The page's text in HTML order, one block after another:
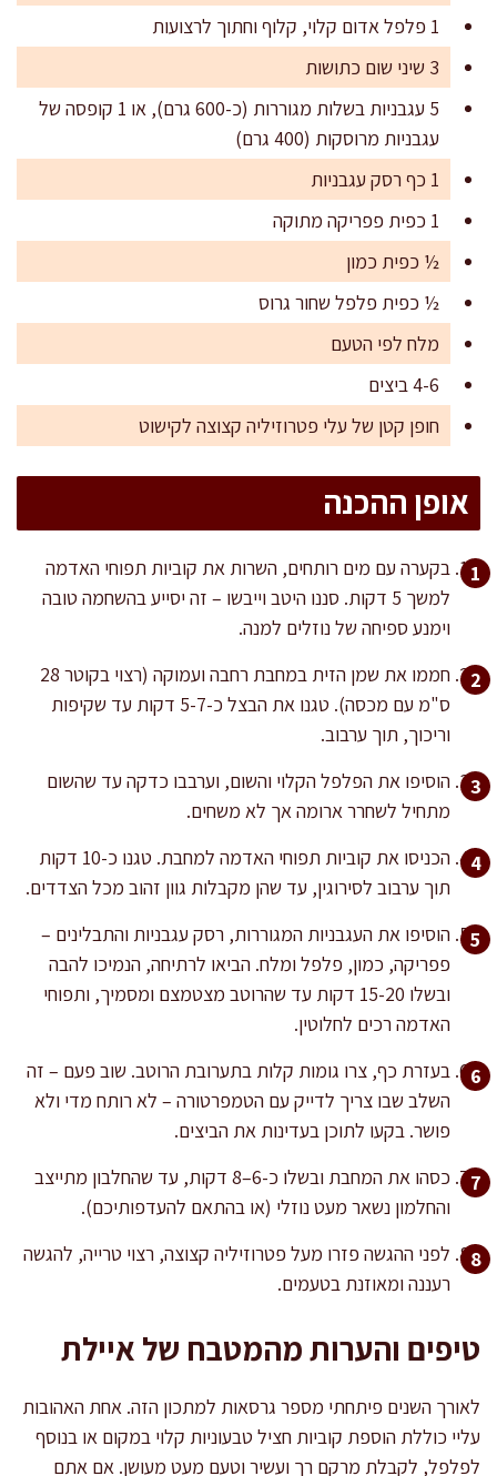
1 פלפל אדום קלוי, קלוף וחתוך לרצועות
3 שיני שום כתושות
5 עגבניות בשלות מגוררות (כ-600 גרם), או 1 קופסה של
עגבניות מרוסקות (400 גרם)
1 כף רסק עגבניות
1 כפית פפריקה מתוקה
½ כפית כמון
½ כפית פלפל שחור גרוס
מלח לפי הטעם
4-6 ביצים
חופן קטן של עלי פטרוזיליה קצוצה לקישוט
אופן ההכנה
בקערה עם מים רותחים, השרות את קוביות תפוחי האדמה
למשך 5 דקות. סננו היטב וייבשו – זה יסייע בהשחמה טובה
וימנע ספיחה של נוזלים למנה.
חממו את שמן הזית במחבת רחבה ועמוקה (רצוי בקוטר 28
ס"מ עם מכסה). טגנו את הבצל כ-5-7 דקות עד שקיפות
וריכוך, תוך ערבוב.
הוסיפו את הפלפל הקלוי והשום, וערבבו כדקה עד שהשום
מתחיל לשחרר ארומה אך לא משחים.
הכניסו את קוביות תפוחי האדמה למחבת. טגנו כ-10 דקות
תוך ערבוב לסירוגין, עד שהן מקבלות גוון זהוב מכל הצדדים.
הוסיפו את העגבניות המגוררות, רסק עגבניות והתבלינים –
פפריקה, כמון, פלפל ומלח. הביאו לרתיחה, הנמיכו להבה
ובשלו 15-20 דקות עד שהרוטב מצטמצם ומסמיך, ותפוחי
האדמה רכים לחלוטין.
בעזרת כף, צרו גומות קלות בתערובת הרוטב. שוב פעם – זה
השלב שבו צריך לדייק עם הטמפרטורה – לא רותח מדי ולא
פושר. בקעו לתוכן בעדינות את הביצים.
כסהו את המחבת ובשלו כ-6–8 דקות, עד שהחלבון מתייצב
והחלמון נשאר מעט נוזלי (או בהתאם להעדפותיכם).
לפני ההגשה פזרו מעל פטרוזיליה קצוצה, רצוי טרייה, להגשה
רעננה ומאוזנת בטעמים.
טיפים והערות מהמטבח של איילת
לאורך השנים פיתחתי מספר גרסאות למתכון הזה. אחת האהובות
עליי כוללת הוספת קוביות חציל טבעוניות קלוי במקום או בנוסף
לפלפל, לקבלת מרקם רך ועשיר וטעם מעט מעושן. אם אתם